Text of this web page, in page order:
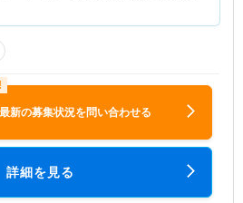
最新の募集状況を問い合わせる
詳細を見る